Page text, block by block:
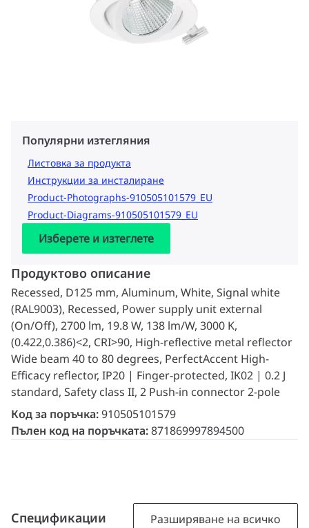
Популярни изтегляния
Листовка за продукта
Инструкции за инсталиране
Product-Photographs-910505101579_EU
Product-Diagrams-910505101579_EU
Изберете и изтеглете
Продуктово описание
Recessed, D125 mm, Aluminum, White, Signal white
(RAL9003), Recessed, Power supply unit external
(On/Off), 2700 lm, 19.8 W, 138 lm/W, 3000 K,
(0.422,0.386)<2, CRI>90, High-reflective metal reflector
Wide beam 40 to 80 degrees, PerfectAccent High-
Efficacy reflector, IP20 | Finger-protected, IK02 | 0.2 J
standard, Safety class II, 2 Push-in connector 2-pole
Код за поръчка:910505101579
Пълен код на поръчката:871869997894500
Спецификации Разширяване на всичко